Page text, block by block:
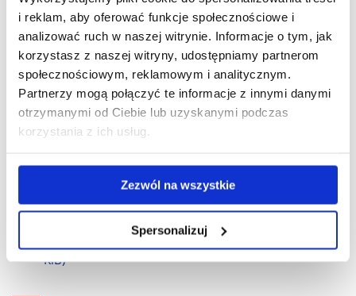
i reklam, aby oferować funkcje społecznościowe i
analizować ruch w naszej witrynie. Informacje o tym, jak
korzystasz z naszej witryny, udostępniamy partnerom
społecznościowym, reklamowym i analitycznym.
Partnerzy mogą połączyć te informacje z innymi danymi
otrzymanymi od Ciebie lub uzyskanymi podczas
korzystania z ich usług.
Zezwól na wszystkie
Spersonalizuj
Pobierz
plik
Archeologia I st._II rok_Muzealnictwo i ochrona
zabytków - sylabus MD.pdf (201.5 KiB)
Pobierz
plik
Archeologia I st._II rok_Numizmatyka_starożytna -
sylabus.pdf (227.5 KiB)
Archeologia I st._II rok_Popularyzacja archeologii i
ochrona dziedzictwa kulturowego - sylabus.pdf
KiB)